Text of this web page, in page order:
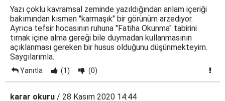
Yazı çoklu kavramsal zeminde yazıldığından anlam içeriği
bakımından kısmen "karmaşık" bir görünüm arzediyor.
Ayrıca tefsir hocasının ruhuna "Fatiha Okunma" tabirini
tırnak içine alma gereği bile duymadan kullanmasının
açıklanması gereken bir husus olduğunu düşünmekteyim.
Saygılarımla.
Yanıtla (1) (0)
karar okuru / 28 Kasım 2020 14:44